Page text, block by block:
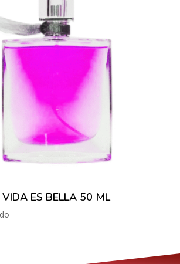
VIDA ES BELLA 50 ML